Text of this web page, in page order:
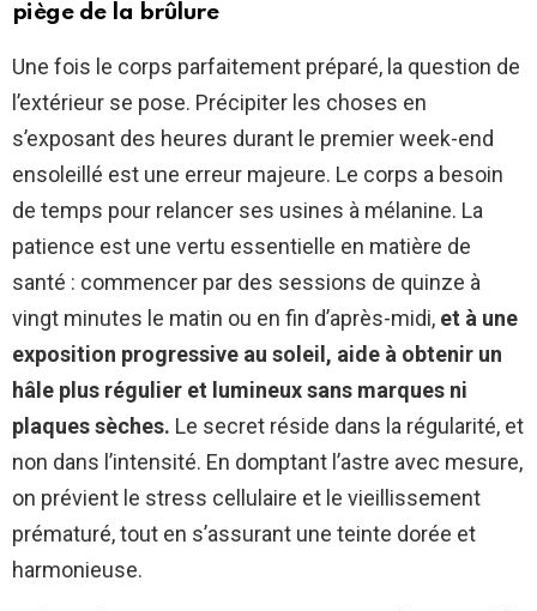
piège de la brûlure
Une fois le corps parfaitement préparé, la question de
l’extérieur se pose. Précipiter les choses en
s’exposant des heures durant le premier week-end
ensoleillé est une erreur majeure. Le corps a besoin
de temps pour relancer ses usines à mélanine. La
patience est une vertu essentielle en matière de
santé : commencer par des sessions de quinze à
vingt minutes le matin ou en fin d’après-midi, et à une
exposition progressive au soleil, aide à obtenir un
hâle plus régulier et lumineux sans marques ni
plaques sèches. Le secret réside dans la régularité, et
non dans l’intensité. En domptant l’astre avec mesure,
on prévient le stress cellulaire et le vieillissement
prématuré, tout en s’assurant une teinte dorée et
harmonieuse.